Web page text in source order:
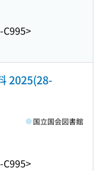
C995>
2025(28-
C995>
国立国会図書館